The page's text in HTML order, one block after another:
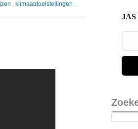
, klimaatdoelstellingen ,
JAS